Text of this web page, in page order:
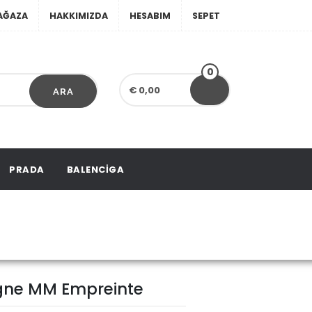
HAKKIMIZDA HESABIM SEPET
ARA € 0,00
0
PRADA BALENCIGA
MM Empreinte